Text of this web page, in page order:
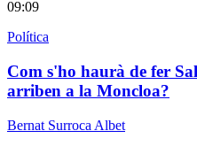
09:09
Política
Com s'ho haurà de fer
arriben a la Moncloa?
Bernat Surroca Albet